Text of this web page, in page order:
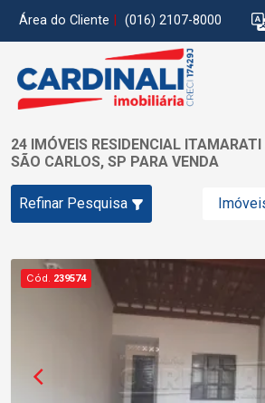
Área do Cliente (016) 2107-8000
24 IMÓVEIS RESIDENCIAL
SÃO CARLOS, SP PARA VENDA
Refinar Pesquisa
Cód. 239574